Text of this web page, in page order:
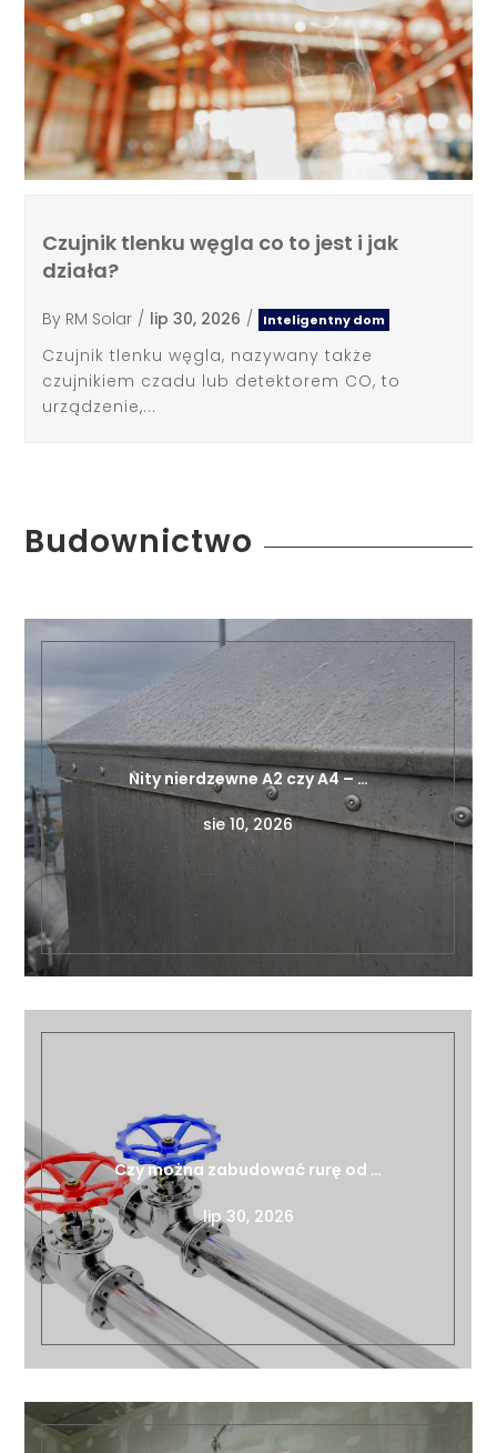
Czujnik tlenku węgla co to jest i jak
działa?
By RM Solar / lip 30, 2026 / Inteligentny dom
Czujnik tlenku węgla, nazywany także
czujnikiem czadu lub detektorem CO, to
urządzenie,...
Budownictwo
Nity nierdzewne A2 czy A4 – …
sie 10, 2026
Czy można zabudować rurę od …
lip 30, 2026